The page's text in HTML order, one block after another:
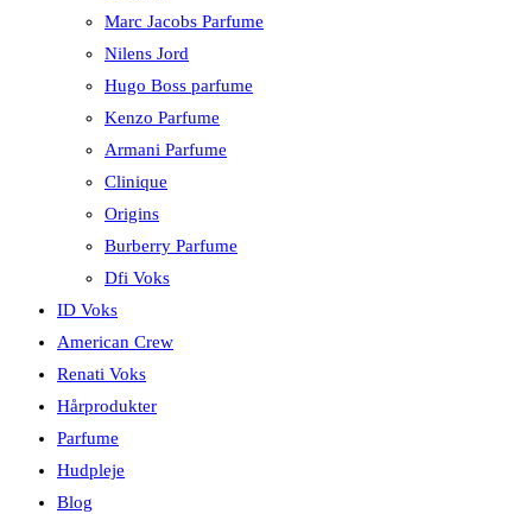
Marc Jacobs Parfume
Nilens Jord
Hugo Boss parfume
Kenzo Parfume
Armani Parfume
Clinique
Origins
Burberry Parfume
Dfi Voks
ID Voks
American Crew
Renati Voks
Hårprodukter
Parfume
Hudpleje
Blog